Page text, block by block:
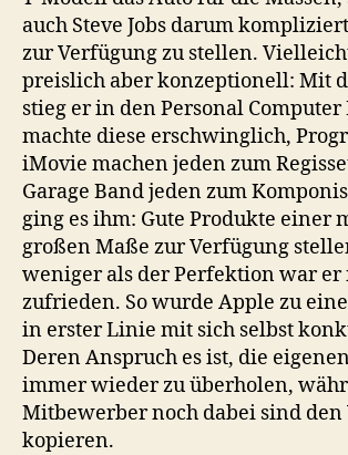
auch Steve Jobs darum
zur Verfügung zu stellen.
preislich aber konzeptionell: Mit
stieg er in den Personal
machte diese erschwinglich,
iMovie machen jeden zum
Garage Band jeden zum
ging es ihm: Gute Produkte einer
großen Maße zur Verfügung
weniger als der Perfektion war er
zufrieden. So wurde Apple zu
in erster Linie mit sich selbst
Deren Anspruch es ist, die
immer wieder zu überholen,
Mitbewerber noch dabei sind den
kopieren.